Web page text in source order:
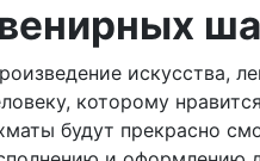
искусства,
которому
будут прекрасно